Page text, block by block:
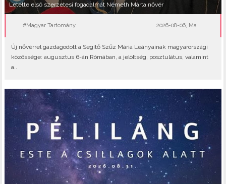
Letette első szerzetesi fogadalmát Németh Márta nővér
#Magyar Tartomány 2026-08-06, Ma
Új nővérrel gazdagodott a Segítő Szűz Mária Leányainak magyarországi
közössége: augusztus 6-án Rómában, a jelöltség, posztulátus, valamint
a..